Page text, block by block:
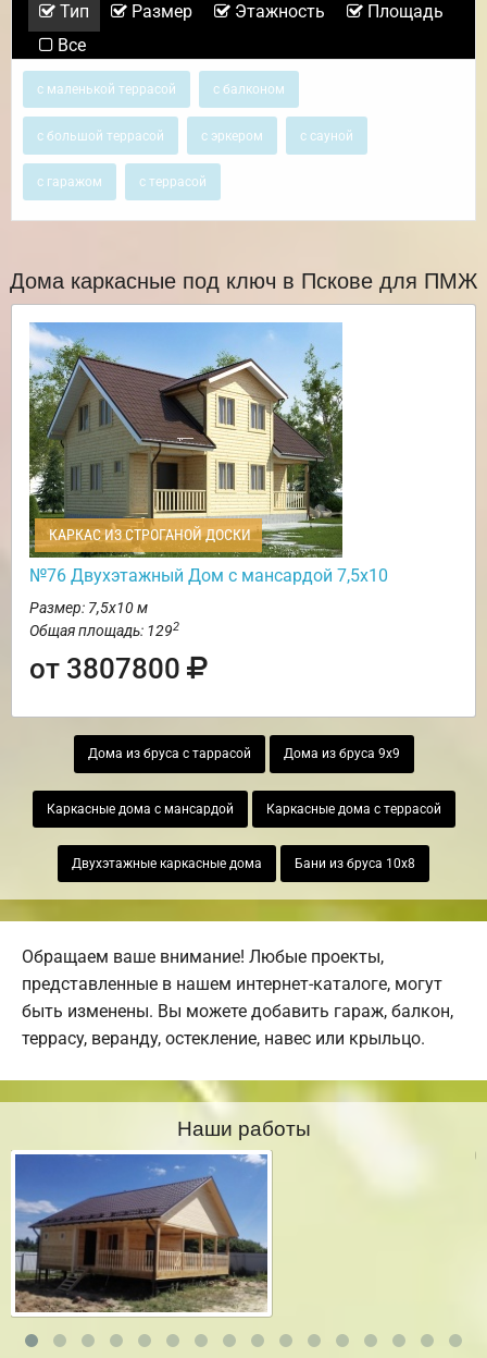
Тип Размер Этажность
Площадь
Все
с маленькой террасой с балконом
с большой террасой с эркером с сауной
с гаражом с террасой
Дома каркасные под ключ в Пскове для ПМЖ
КАРКАС ИЗ СТРОГАНОЙ ДОСКИ
№76 Двухэтажный Дом с мансардой 7,5х10
Размер: 7,5х10 м
Общая площадь: 1292
от 3807800
Дома из бруса с таррасой Дома из бруса 9х9
Каркасные дома с мансардой Каркасные дома с террасой
Двухэтажные каркасные дома Бани из бруса 10х8
Обращаем ваше внимание! Любые проекты,
представленные в нашем интернет-каталоге, могут
быть изменены. Вы можете добавить гараж, балкон,
террасу, веранду, остекление, навес или крыльцо.
Наши работы